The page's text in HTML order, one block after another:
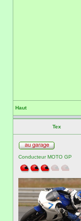
Haut
Tex
Conducteur MOTO GP